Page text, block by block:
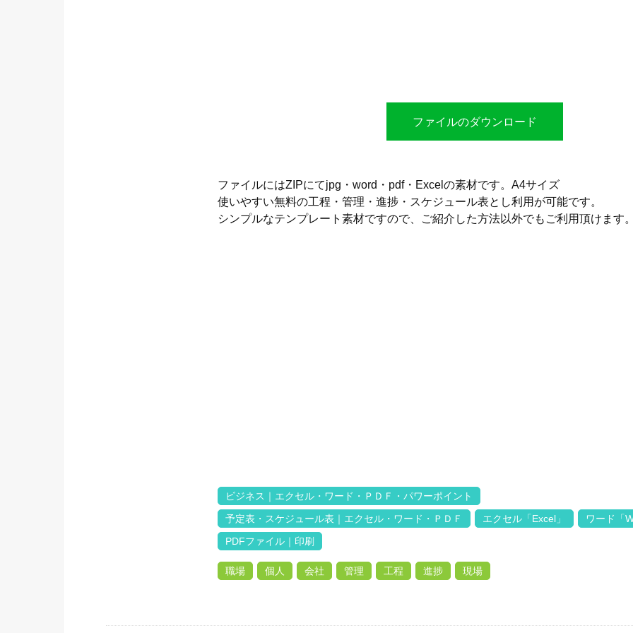
ファイルのダウンロード
ファイルにはZIPにてjpg・word・pdf・Excelの素材です。A4サイズ
使いやすい無料の工程・管理・進捗・スケジュール表とし利用が可能です。
シンプルなテンプレート素材ですので、ご紹介した方法以外でもご利用頂けます
ビジネス｜エクセル・ワード・ＰＤＦ・パワーポイント
予定表・スケジュール表｜エクセル・ワード・ＰＤＦ
エクセル「Excel」
ワード「
PDFファイル｜印刷
職場 個人 会社 管理 工程 進捗 現場